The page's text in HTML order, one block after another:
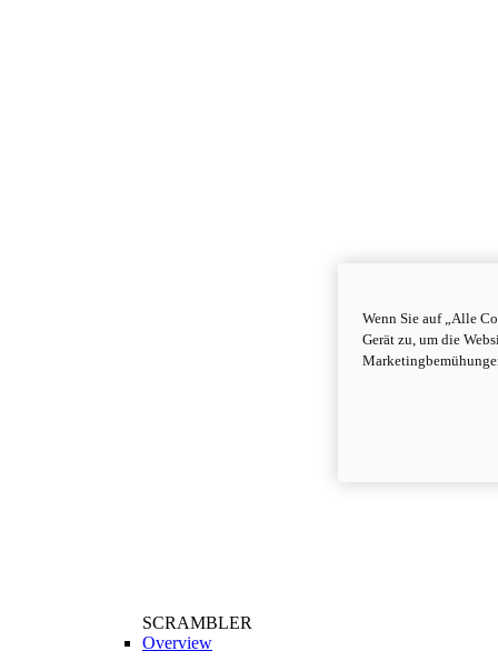
SCRAMBLER
Overview
Wenn Sie auf „Alle
Gerät zu, um die